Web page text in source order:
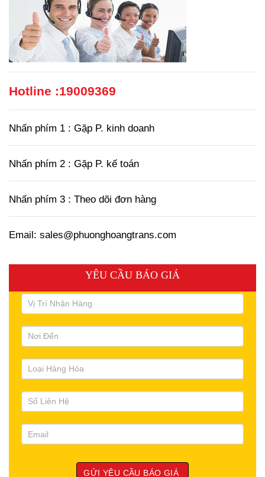
Hotline :19009369
Nhấn phím 1 : Gặp P. kinh doanh
Nhấn phím 2 : Gặp P. kế toán
Nhấn phím 3 : Theo dõi đơn hàng
Email: sales@phuonghoangtrans.com
YÊU CẦU BÁO GIÁ